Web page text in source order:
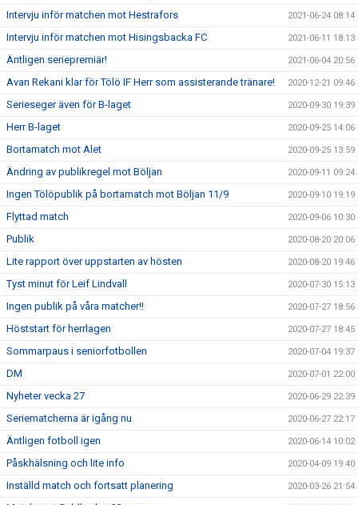
Intervju inför matchen mot Hestrafors 2021-06-24 08:14
Intervju inför matchen mot Hisingsbacka FC 2021-06-11 18:13
Äntligen seriepremiär! 2021-06-04 20:56
Avan Rekani klar för Tölö IF Herr som assisterande tränare! 2020-12-21 09:46
Serieseger även för B-laget 2020-09-30 19:39
Herr B-laget 2020-09-25 14:06
Bortamatch mot Alet 2020-09-25 13:59
Ändring av publikregel mot Böljan 2020-09-11 09:24
Ingen Tölöpublik på bortamatch mot Böljan 11/9 2020-09-10 19:19
Flyttad match 2020-09-06 10:30
Publik 2020-08-20 20:06
Lite rapport över uppstarten av hösten 2020-08-20 19:46
Tyst minut för Leif Lindvall 2020-07-30 15:13
Ingen publik på våra matcher!! 2020-07-27 18:56
Höststart för herrlagen 2020-07-27 18:45
Sommarpaus i seniorfotbollen 2020-07-04 19:37
DM 2020-07-01 22:00
Nyheter vecka 27 2020-06-29 22:39
Seriematcherna är igång nu 2020-06-27 22:17
Äntligen fotboll igen 2020-06-14 10:02
Påskhälsning och lite info 2020-04-09 19:40
Inställd match och fortsatt planering 2020-03-26 21:54